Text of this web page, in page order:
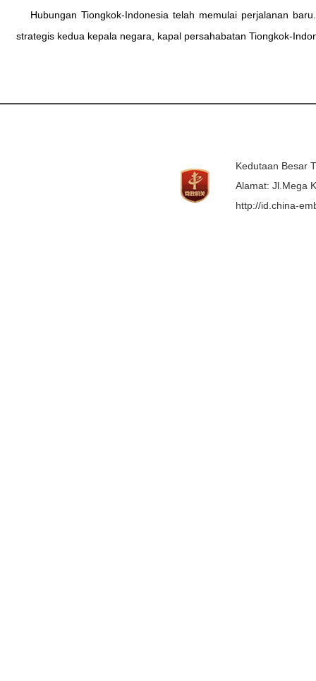
Hubungan Tiongkok-Indonesia telah memulai perjalanan
strategis kedua kepala negara, kapal persahabatan Tiongkok-
Kedutaan Besar
Alamat: Jl.Mega
http://id.china-